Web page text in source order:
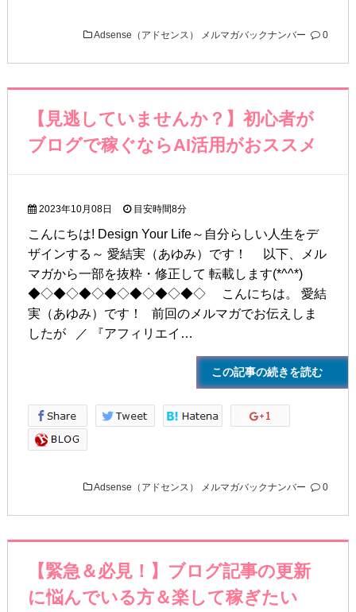
Adsense（アドセンス） メルマガバックナンバー 0
【見逃していませんか？】初心者が
ブログで稼ぐならAI活用がおススメ
2023年10月08日 目安時間8分
こんにちは! Design Your Life～自分らしい人生をデ
ザインする～ 愛結実（あゆみ）です！ 以下、メル
マガから一部を抜粋・修正して 転載します(*^^*)
◆◇◆◇◆◇◆◇◆◇◆◇◆◇ こんにちは。 愛結
実（あゆみ）です！ 前回のメルマガでお伝えしま
したが ／ 『アフィリエイ…
この記事の続きを読む
Adsense（アドセンス） メルマガバックナンバー 0
【緊急＆必見！】ブログ記事の更新
に悩んでいる方＆楽して稼ぎたい